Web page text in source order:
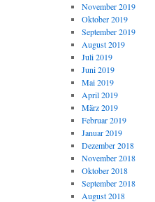
November 2019
Oktober 2019
September 2019
August 2019
Juli 2019
Juni 2019
Mai 2019
April 2019
März 2019
Februar 2019
Januar 2019
Dezember 2018
November 2018
Oktober 2018
September 2018
August 2018